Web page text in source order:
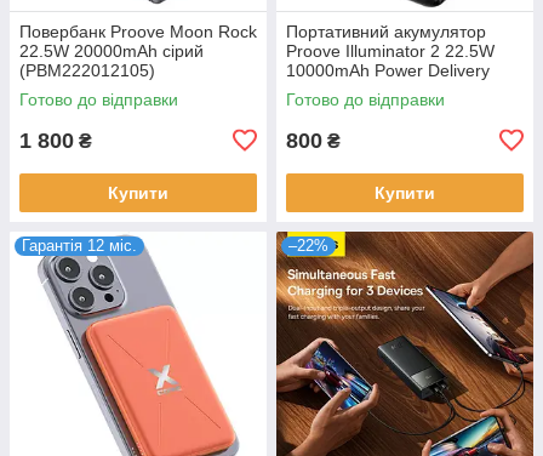
Повербанк Proove Moon Rock
22.5W 20000mAh сірий
(PBM222012105)
Готово до відправки
1 800 ₴
Купити
Портативний акумулятор
Proove Illuminator 2 22.5W
10000mAh Power Delivery
Чорний (PBIP10212201)
Готово до відправки
800 ₴
Купити
Гарантія 12 міс. –22%